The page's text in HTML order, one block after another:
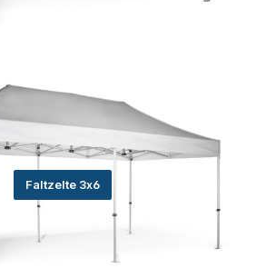
Faltzelte 3x6